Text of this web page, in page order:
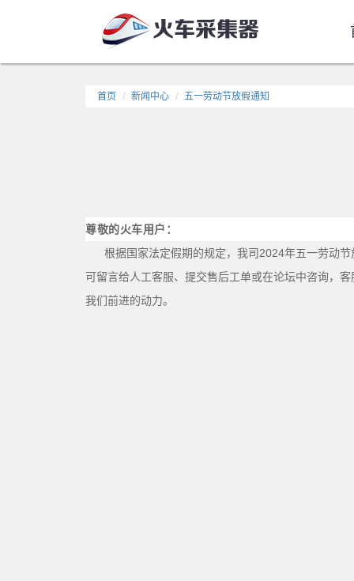
首页 新闻中心 五一劳动节放假通知
尊敬的火车用户：
根据国家法定假期的规定，我司2024年五一劳动节
可留言给人工客服、提交售后工单或在论坛中咨询，
我们前进的动力。